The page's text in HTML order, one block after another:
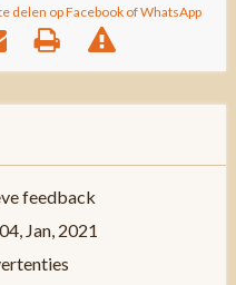
delen op Facebook of WhatsApp
feedback
Jan, 2021